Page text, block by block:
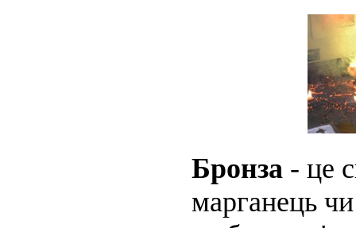
Бронза - це
марганець